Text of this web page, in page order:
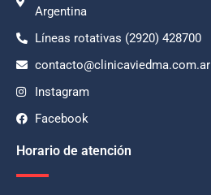
Argentina
Líneas rotativas (2920) 428700
contacto@clinicaviedma.com.ar
Instagram
Facebook
Horario de atención